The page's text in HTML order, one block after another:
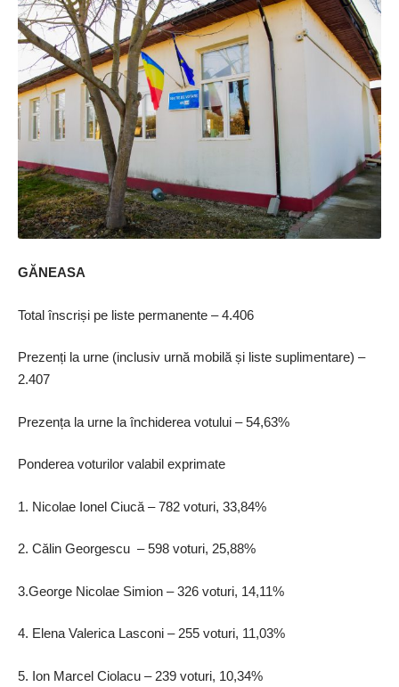
GĂNEASA
Total înscriși pe liste permanente – 4.406
Prezenți la urne (inclusiv urnă mobilă și liste suplimentare) –
2.407
Prezența la urne la închiderea votului – 54,63%
Ponderea voturilor valabil exprimate
1. Nicolae Ionel Ciucă – 782 voturi, 33,84%
2. Călin Georgescu – 598 voturi, 25,88%
3.George Nicolae Simion – 326 voturi, 14,11%
4. Elena Valerica Lasconi – 255 voturi, 11,03%
5. Ion Marcel Ciolacu – 239 voturi, 10,34%